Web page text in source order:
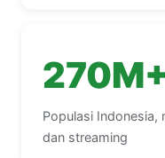
Populasi
dan streaming